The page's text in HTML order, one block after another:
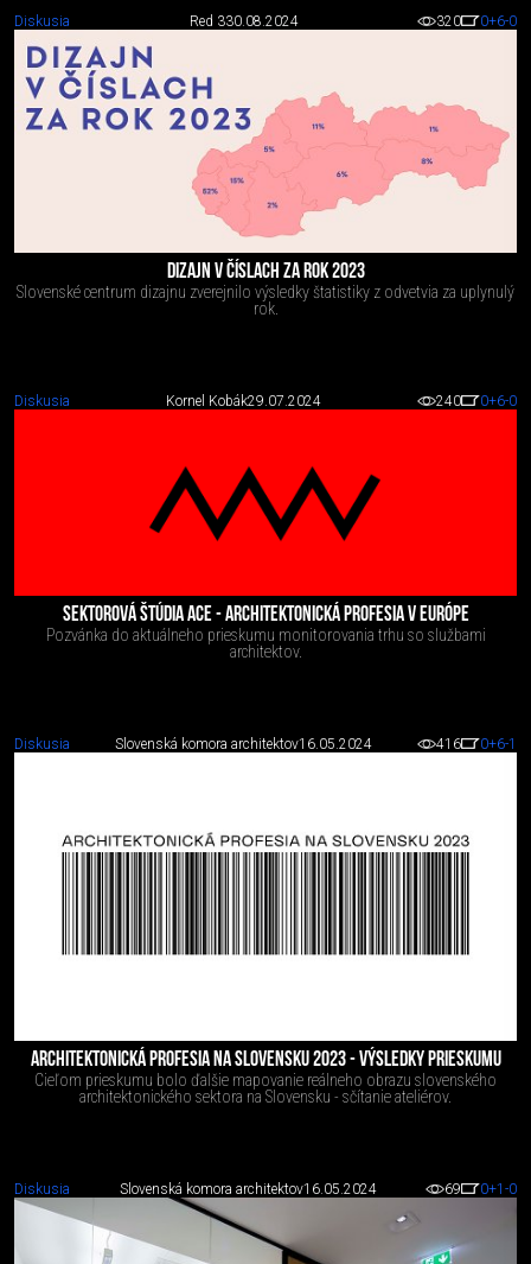
Diskusia Red 330.08.2024 320 0+6-0
DIZAJN V ČÍSLACH ZA ROK 2023
Slovenské centrum dizajnu zverejnilo výsledky štatistiky z odvetvia za uplynulý
rok.
Diskusia Kornel Kobák29.07.2024 240 0+6-0
SEKTOROVÁ ŠTÚDIA ACE - ARCHITEKTONICKÁ PROFESIA V EURÓPE
Pozvánka do aktuálneho prieskumu monitorovania trhu so službami
architektov.
Diskusia Slovenská komora architektov16.05.2024 416 0+6-1
ARCHITEKTONICKÁ PROFESIA NA SLOVENSKU 2023 - VÝSLEDKY PRIESKUMU
Cieľom prieskumu bolo ďalšie mapovanie reálneho obrazu slovenského
architektonického sektora na Slovensku - sčítanie ateliérov.
Diskusia Slovenská komora architektov16.05.2024 69 0+1 -0